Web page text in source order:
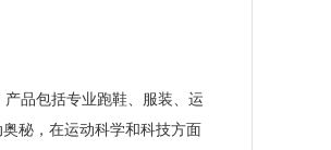
品包括专业跑鞋、服装、运
秘，在运动科学和科技方面